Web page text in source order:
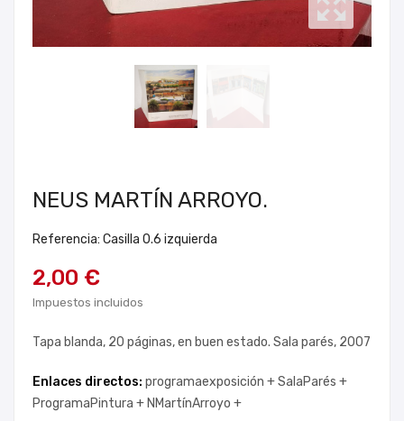
NEUS MARTÍN ARROYO.
Referencia: Casilla 0.6 izquierda
2,00 €
Impuestos incluidos
Tapa blanda, 20 páginas, en buen estado. Sala parés, 2007
Enlaces directos: programaexposición +SalaParés +
ProgramaPintura + NMartínArroyo +